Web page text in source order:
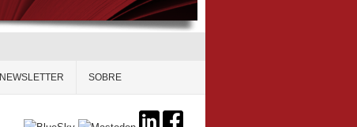
NEWSLETTER SOBRE